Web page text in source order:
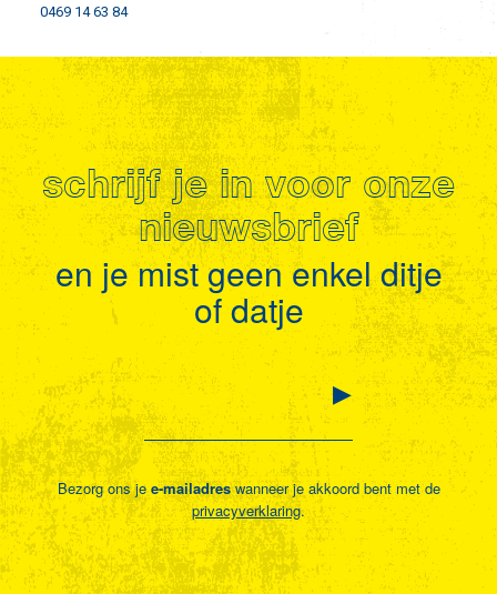
0469 14 63 84
schrijf je in voor onze
nieuwsbrief
en je mist geen enkel ditje
of datje
Bezorg ons je e-mailadreswanneer je akkoord bent met de
privacyverklaring.